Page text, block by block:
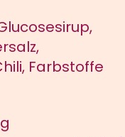
Farbstoffe